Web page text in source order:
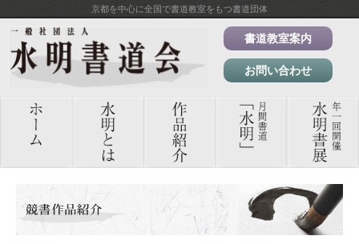
京都を中心に全国で書道教室をもつ書道団体
書道教室案内
お問い合わせ